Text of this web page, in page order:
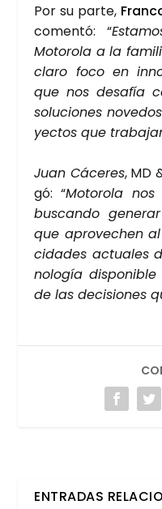
Por su par­te,
comen­tó: “
Moto­ro­la a la
cla­ro foco en
que nos desa­fía
solu­cio­nes
yec­tos que
Juan Cáce­res, MD
gó: “Moto­ro­la
bus­can­do
que apro­ve­chen
ci­da­des actua­les
no­lo­gía
de las deci­sio­nes
ENTRADAS